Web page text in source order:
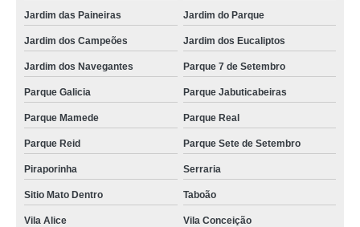
Jardim das Paineiras Jardim do Parque
Jardim dos Campeões Jardim dos Eucaliptos
Jardim dos Navegantes Parque 7 de Setembro
Parque Galicia Parque Jabuticabeiras
Parque Mamede Parque Real
Parque Reid Parque Sete de Setembro
Piraporinha Serraria
Sitio Mato Dentro Taboão
Vila Alice Vila Conceição